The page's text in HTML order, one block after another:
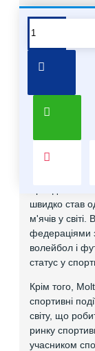
Molten –
високою
швидко став
м'ячів у
федераціями
волейбол і
статус у
Крім того,
спортивні
світу, що
ринку
учасником